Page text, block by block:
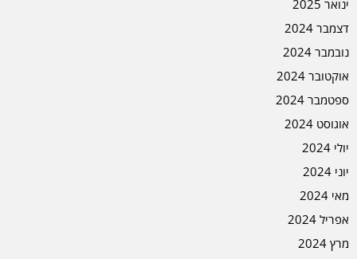
ינואר 2025
דצמבר 2024
נובמבר 2024
אוקטובר 2024
ספטמבר 2024
אוגוסט 2024
יולי 2024
יוני 2024
מאי 2024
אפריל 2024
מרץ 2024